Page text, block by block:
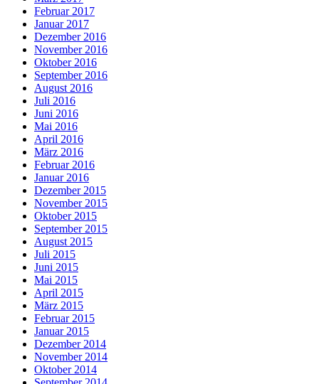
Februar 2017
Januar 2017
Dezember 2016
November 2016
Oktober 2016
September 2016
August 2016
Juli 2016
Juni 2016
Mai 2016
April 2016
März 2016
Februar 2016
Januar 2016
Dezember 2015
November 2015
Oktober 2015
September 2015
August 2015
Juli 2015
Juni 2015
Mai 2015
April 2015
März 2015
Februar 2015
Januar 2015
Dezember 2014
November 2014
Oktober 2014